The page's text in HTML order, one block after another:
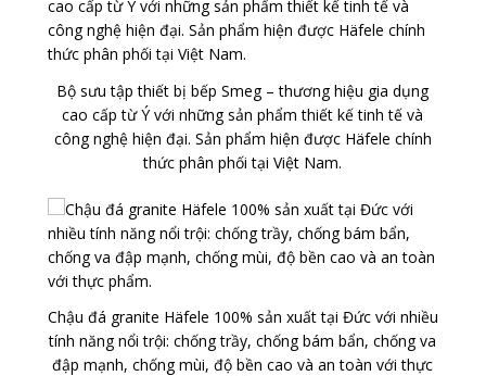
Bộ sưu tập thiết bị bếp Smeg – thương hiệu gia dụng
cao cấp từ Ý với những sản phẩm thiết kế tinh tế và
công nghệ hiện đại. Sản phẩm hiện được Häfele chính
thức phân phối tại Việt Nam.​
Chậu đá granite Häfele 100% sản xuất tại Đức với nhiều
tính năng nổi trội: chống trầy, chống bám bẩn, chống va
đập mạnh, chống mùi, độ bền cao và an toàn với thực